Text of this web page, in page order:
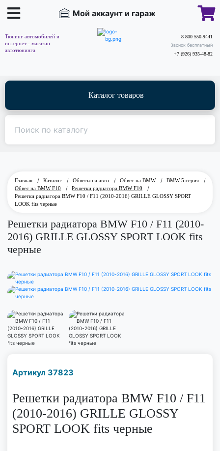
Мой аккаунт и гараж
Тюнинг автомобилей и
интернет - магазин
автотюнинга
8 800 550-9441
Звонок бесплатный
+7 (926) 935-48-82
Каталог товаров
Главная / Каталог / Обвесы на авто / Обвес на BMW / BMW 5 серия
/
Обвес на BMW F10
/ Решетки радиатора BMW F10
/
Решетки радиатора BMW F10 / F11 (2010-2016) GRILLE GLOSSY SPORT
LOOK fits черные
Решетки радиатора BMW F10 / F11 (2010-
2016) GRILLE GLOSSY SPORT LOOK fits
черные
Артикул 37823
Решетки радиатора BMW F10 / F11
(2010-2016) GRILLE GLOSSY
SPORT LOOK fits черные